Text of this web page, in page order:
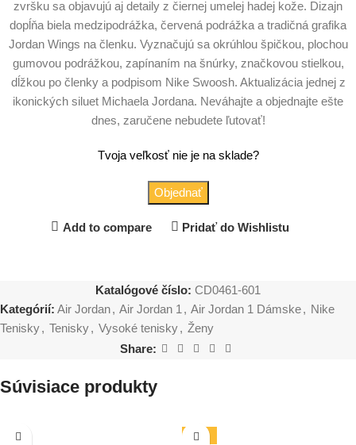
zvršku sa objavujú aj detaily z čiernej umelej hadej kože. Dizajn
dopĺňa biela medzipodrážka, červená podrážka a tradičná grafika
Jordan Wings na členku. Vyznačujú sa okrúhlou špičkou, plochou
gumovou podrážkou, zapínaním na šnúrky, značkovou stielkou,
dĺžkou po členky a podpisom Nike Swoosh. Aktualizácia jednej z
ikonických siluet Michaela Jordana. Neváhajte a objednajte ešte
dnes, zaručene nebudete ľutovať!
Tvoja veľkosť nie je na sklade?
Objednať
Add to compare Pridať do Wishlistu
Katalógové číslo: CD0461-601
Kategórií: Air Jordan, Air Jordan 1 , Air Jordan 1 Dámske, Nike
Tenisky, Tenisky, Vysoké tenisky, Ženy
Share:
Súvisiace produkty
-17%